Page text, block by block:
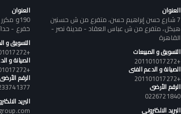
العنوان
7 شارع حسن إبراهيم حسن، متفرع من ش حسنين
هيكل، متفرع من ش عباس العقاد - مدينة نصر -
القاهرة
التسويق و المبيعات
+201101017272
الصيانة و الدعم الفنى
+201101017272
الرقم الأرضى
0226721840
البريد الالكتروني
العنوان
190و
خفرع -
التسويق و
+201101017272
الصيانة و
+201101017272
الرقم الأرضى
البريد